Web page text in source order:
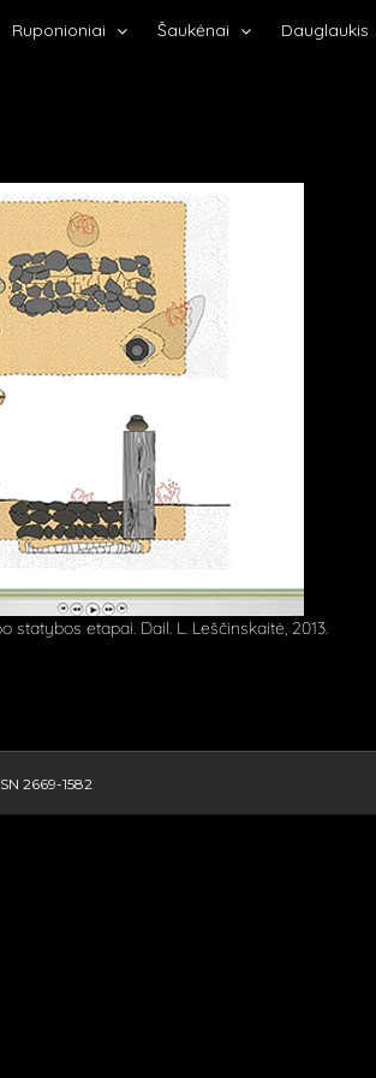
Ruponioniai Šaukėnai Dauglaukis
statybos etapai. Dail. L. Leščinskaitė, 2013.
2669-1582